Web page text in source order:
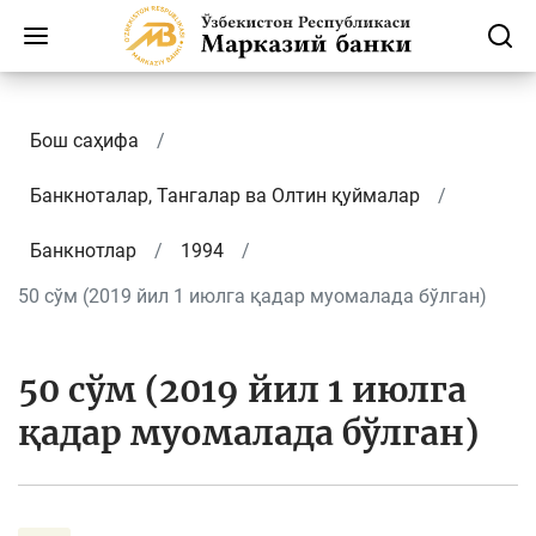
Бош саҳифа
Банкноталар, Тангалар ва Олтин қуймалар
Банкнотлар
1994
50 сўм (2019 йил 1 июлга қадар муомалада бўлган)
50 сўм (2019 йил 1 июлга
қадар муомалада бўлган)